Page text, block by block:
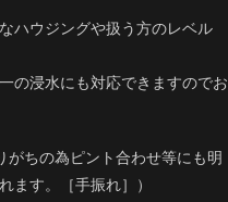
ハウジングや扱う方のレベル
の浸水にも対応できますのでお
ちの為ピント合わせ等にも明
ます。［手振れ］）